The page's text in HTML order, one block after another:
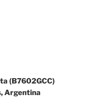
(B7602GCC)
Argentina